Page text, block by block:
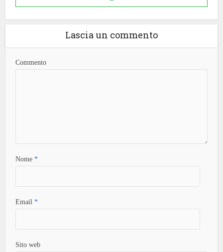
Lascia un commento
Commento
Nome*
Email*
Sito web